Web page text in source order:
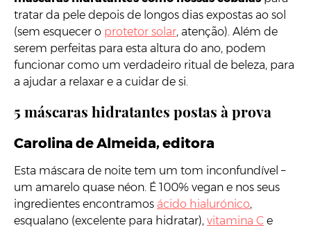
tratar da pele depois de longos dias expostas ao sol
(sem esquecer o protetor solar, atenção). Além de
serem perfeitas para esta altura do ano, podem
funcionar como um verdadeiro ritual de beleza, para
a ajudar a relaxar e a cuidar de si.
5 máscaras hidratantes postas à prova
Carolina de Almeida, editora
Esta máscara de noite tem um tom inconfundível –
um amarelo quase néon. É 100% vegan e nos seus
ingredientes encontramos ácido hialurónico,
esqualano (excelente para hidratar), vitamina C e